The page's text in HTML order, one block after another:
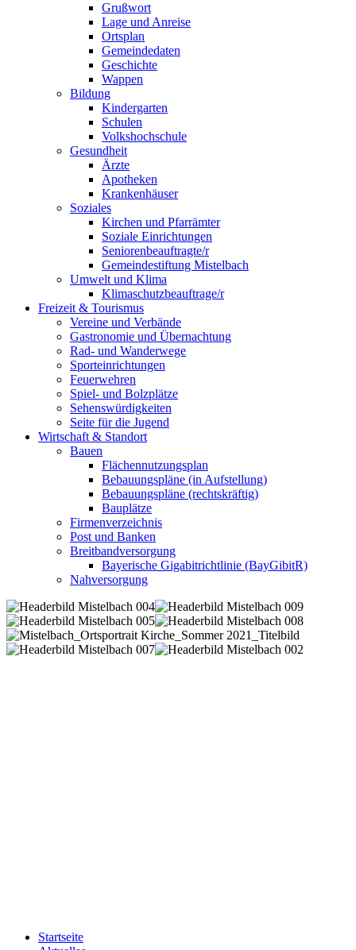
Grußwort
Lage und Anreise
Ortsplan
Gemeindedaten
Geschichte
Wappen
Bildung
Kindergarten
Schulen
Volkshochschule
Gesundheit
Ärzte
Apotheken
Krankenhäuser
Soziales
Kirchen und Pfarrämter
Soziale Einrichtungen
Seniorenbeauftragte/r
Gemeindestiftung Mistelbach
Umwelt und Klima
Klimaschutzbeauftrage/r
Freizeit & Tourismus
Vereine und Verbände
Gastronomie und Übernachtung
Rad- und Wanderwege
Sporteinrichtungen
Feuerwehren
Spiel- und Bolzplätze
Sehenswürdigkeiten
Seite für die Jugend
Wirtschaft & Standort
Bauen
Flächennutzungsplan
Bebauungspläne (in Aufstellung)
Bebauungspläne (rechtskräftig)
Bauplätze
Firmenverzeichnis
Post und Banken
Breitbandversorgung
Bayerische Gigabitrichtlinie (BayGibitR)
Nahversorgung
Startseite